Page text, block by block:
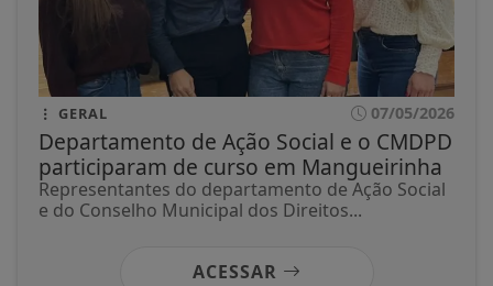
GERAL 07/05/2026
Departamento de Ação Social e o CMDPD
participaram de curso em Mangueirinha
Representantes do departamento de Ação Social
e do Conselho Municipal dos Direitos...
ACESSAR